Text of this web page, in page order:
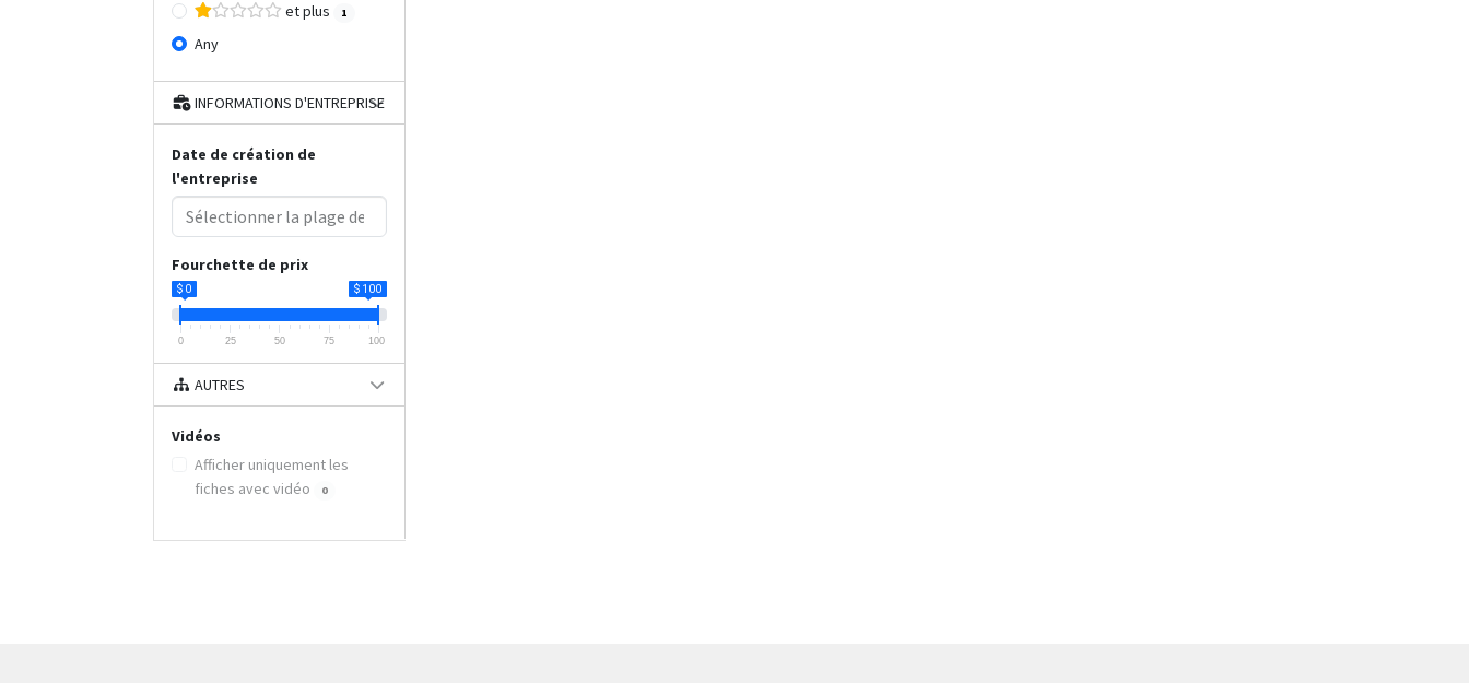
et plus 1
Any
INFORMATIONS D'ENTREPRISE
Date de création de
l'entreprise
Fourchette de prix
$ 0 $ 100
0 25 50 75 100
AUTRES
Vidéos
Afficher uniquement les
fiches avec vidéo
0